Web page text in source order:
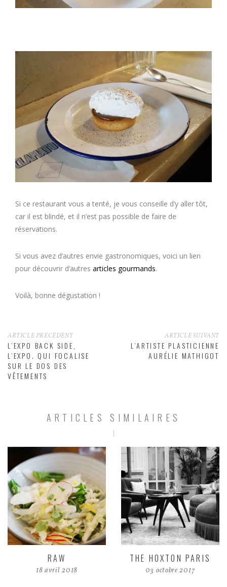
Si ce restaurant vous a tenté, je vous conseille d’y aller tôt,
car il est blindé, et il n’est pas possible de faire de
réservations.
Si vous avez d’autres envie gastronomiques, voici un lien
pour découvrir d’autres articles gourmands.
Voilà, bonne dégustation !
ARTICLE PRÉCÉDENT
L’EXPO BACK SIDE,
L’EXPO. QUI FOCALISE
SUR LE DOS DES
VÊTEMENTS
ARTICLE SUIVANT
L’ARTISTE PLASTICIENNE
AURÉLIE MATHIGOT
ARTICLES SIMILAIRES
RAW
18 avril 2018
THE HOXTON PARIS
03 octobre 2017